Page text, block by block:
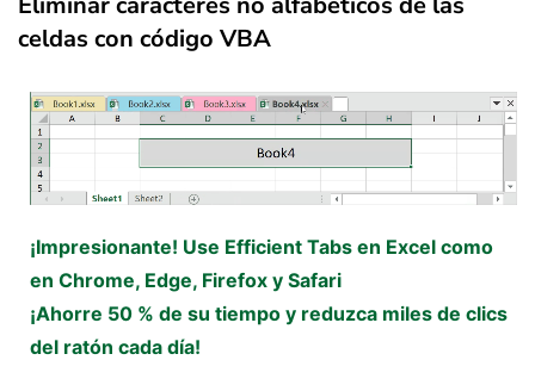
celdas con código VBA
¡Impresionante! Use Efficient Tabs en Excel como
en Chrome, Edge, Firefox y Safari
¡Ahorre 50 % de su tiempo y reduzca miles de clics
del ratón cada día!